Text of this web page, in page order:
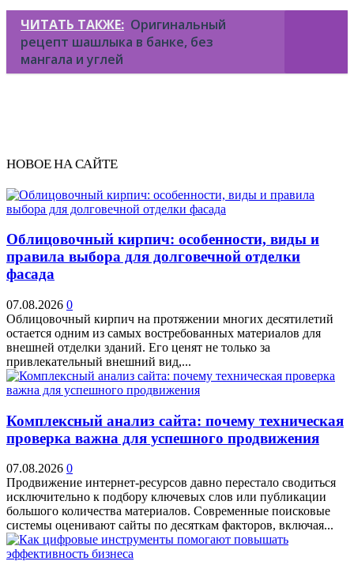
ЧИТАТЬ ТАКЖЕ: Оригинальный
рецепт шашлыка в банке, без
мангала и углей
НОВОЕ НА САЙТЕ
Облицовочный кирпич: особенности, виды и
правила выбора для долговечной отделки
фасада
07.08.2026 0
Облицовочный кирпич на протяжении многих десятилетий
остается одним из самых востребованных материалов для
внешней отделки зданий. Его ценят не только за
привлекательный внешний вид,...
Комплексный анализ сайта: почему техническая
проверка важна для успешного продвижения
07.08.2026 0
Продвижение интернет-ресурсов давно перестало сводиться
исключительно к подбору ключевых слов или публикации
большого количества материалов. Современные поисковые
системы оценивают сайты по десяткам факторов, включая...